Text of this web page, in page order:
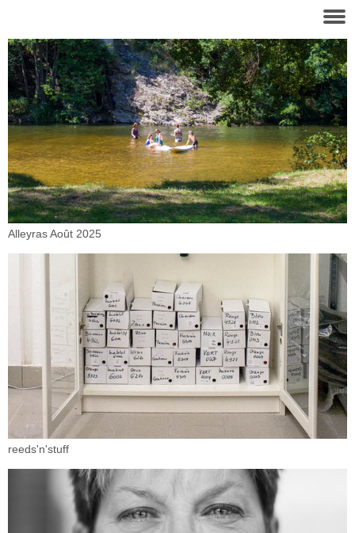
Alleyras Août 2025
reeds'n'stuff